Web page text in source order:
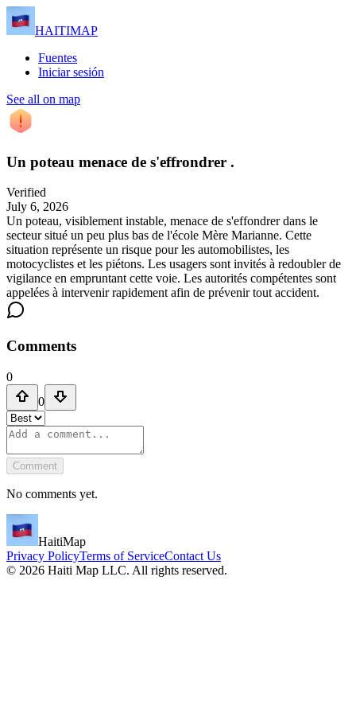
HAITIMAP
Fuentes
Iniciar sesión
See all on map
Un poteau menace de s'effrondrer .
Verified
July 6, 2026
Un poteau, visiblement instable, menace de s'effondrer dans le
secteur situé un peu plus bas de l'école Mère Marianne. Cette
situation représente un risque pour les automobilistes, les
motocyclistes et les piétons. Les usagers sont invités à redoubler de
vigilance en empruntant cette voie. Les autorités compétentes sont
appelées à intervenir rapidement afin de prévenir tout accident.
Comments
0
0
Comment
No comments yet.
HaitiMap
Privacy PolicyTerms of ServiceContact Us
© 2026 Haiti Map LLC. All rights reserved.